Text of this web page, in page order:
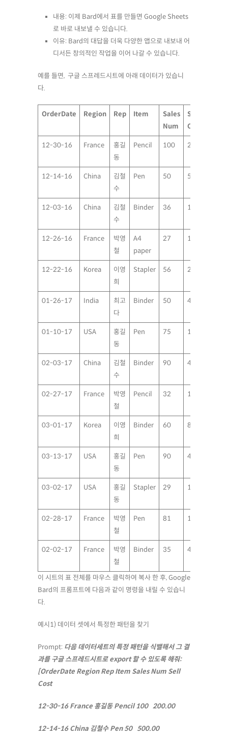
내용: 이제 Bard에서 표를 만들면 Google Sheets
로 바로 내보낼 수 있습니다.
이유: Bard의 대답을 더욱 다양한 앱으로 내보내 어
디서든 창의적인 작업을 이어 나갈 수 있습니다.
예를 들면, 구글 스프레드시트에 아래 데이터가 있습니
다.
OrderDate Region Rep Item
Sales
Num
Sell
Cost
12-30-16 France
홍길
동
Pencil 100 200.00
12-14-16 China
김철
수
Pen 50 500.00
12-03-16 China
김철
수
Binder 36 190.00
12-26-16 France
박영
철
A4
paper
27 19.99
12-22-16 Korea
이영
희
Stapler 56 2.99
01-26-17 India
최고
다
Binder 50 4.99
01-10-17 USA
홍길
동
Pen 75 1.99
02-03-17 China
김철
수
Binder 90 4.99
02-27-17 France
박영
철
Pencil 32 1.99
03-01-17 Korea
이영
희
Binder 60 8.99
03-13-17 USA
홍길
동
Pen 90 4.99
03-02-17 USA
홍길
동
Stapler 29 1.99
02-28-17 France
박영
철
Pen 81 19.99
02-02-17 France
박영
철
Binder 35 4.99
이 시트의 표 전체를 마우스 클릭하여 복사 한 후, Google
Bard의 프롬프트에 다음과 같이 명령을 내릴 수 있습니
다.
예시1) 데이터 셋에서 특정한 패턴을 찾기
Prompt: 다음 데이터세트의 특정 패턴을 식밸해서 그 결
과를 구글 스프레드시트로 export 할 수 있도록 해줘:
[OrderDate Region Rep Item Sales Num Sell
Cost
12-30-16 France 홍길동 Pencil 100 200.00
12-14-16 China 김철수 Pen 50 500.00